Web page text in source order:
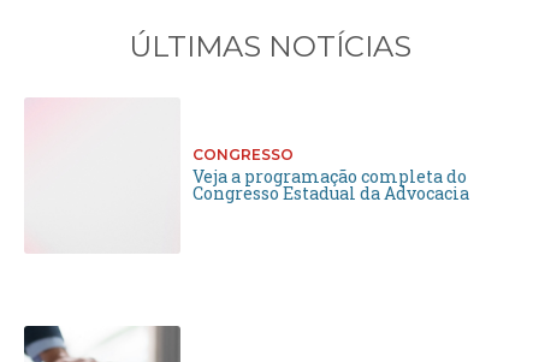
ÚLTIMAS NOTÍCIAS
CONGRESSO
Veja a programação completa do
Congresso Estadual da Advocacia